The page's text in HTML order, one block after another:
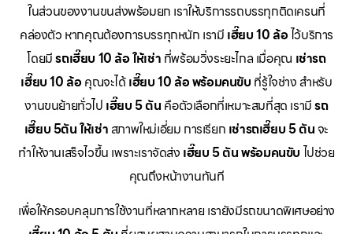
ในส่วนของงานขนส่งพร้อมยก เราให้บริการรถบรรทุกติดเครนที่
คล่องตัว หากคุณต้องการบรรทุกหนัก เรามี เฮี๊ยบ 10 ล้อไว้บริการ
โดยมีรถเฮี๊ยบ 10 ล้อ ให้เช่า ที่พร้อมวิ่งระยะไกล เมื่อคุณ เช่ารถ
เฮี๊ยบ 10 ล้อคุณจะได้เฮี๊ยบ 10 ล้อ พร้อมคนขับ ที่รู้ใจช่าง สำหรับ
งานขนย้ายทั่วไป เฮี๊ยบ 5 ตัน คือตัวเลือกที่เหมาะสมที่สุด เรามีรถ
เฮี๊ยบ 5ตัน ให้เช่า สภาพใหม่เอี่ยม การเรียก เช่ารถเฮี๊ยบ 5 ตันจะ
ทำให้งานเสร็จไวขึ้น เพราะเราจัดส่ง เฮี๊ยบ 5 ตัน พร้อมคนขับ ไปช่วย
คุณถึงหน้างานทันที
เพื่อให้ครอบคลุมการใช้งานที่หลากหลาย เรายังมีรถขนาดพิเศษอย่าง